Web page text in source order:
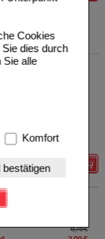
Cookies
dies durch
Sie alle
es sich um
Warenkorb,
verzichtet
gestalten,
Komfort
bestätigen
Details
6,75 €